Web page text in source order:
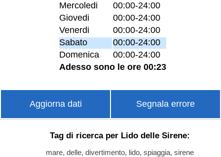
Mercoledi
00:00-24:00
Giovedi
00:00-24:00
Venerdi
00:00-24:00
Sabato
00:00-24:00
Domenica
00:00-24:00
Adesso sono le ore 00:23
Aggiorna dati Segnala errore
Tag di ricerca per Lido delle Sirene:
mare, delle, divertimento, lido, spiaggia, sirene